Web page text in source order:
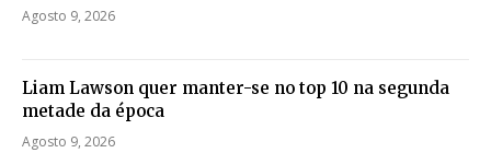
Agosto 9, 2026
Liam Lawson quer manter-se no top 10 na segunda
metade da época
Agosto 9, 2026